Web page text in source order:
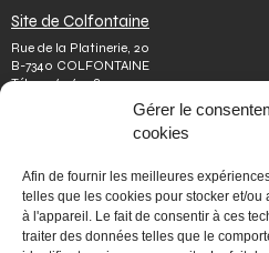
Gérer le
cookies
Afin de fournir les meilleures
telles que les cookies pour stocker et/
à l'appareil. Le fait de consentir à ces
traiter des données telles que le
Site de Colfontaine
Rue de la Platinerie, 20
B-7340 COLFONTAINE
Tél.+32 65 610 813
colfontaine@issep.be
Qui sommes-nous
Travailler chez nous
Effectuer un stage
Poser une question